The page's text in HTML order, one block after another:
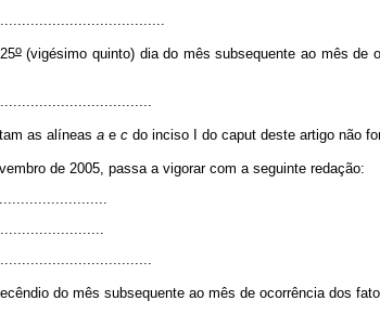
o(vigésimo quinto) dia do mês subsequente ao mês de
as alíneas a e c do inciso I do caput deste artigo não
de 2005, passa a vigorar com a seguinte redação:
do mês subsequente ao mês de ocorrência dos